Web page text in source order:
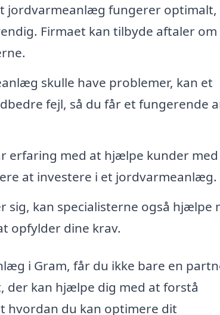
jordvarmeanlæg fungerer optimalt,
Firmaet kan tilbyde aftaler om
skulle have problemer, kan et
fejl, så du får et fungerende
erfaring med at hjælpe kunder
at investere i et jordvarmeanlæg.
sig, kan specialisterne også hjælpe
opfylder dine krav.
i Gram, får du ikke bare en
der kan hjælpe dig med at forstå
hvordan du kan optimere dit